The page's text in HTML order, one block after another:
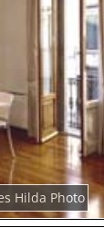
Hilda Photo